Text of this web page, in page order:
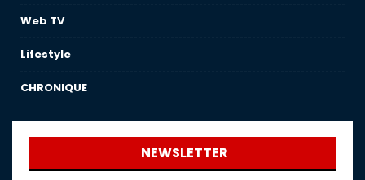
Web TV
Lifestyle
CHRONIQUE
NEWSLETTER